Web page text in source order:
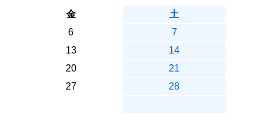
金
土
6
7
13
14
20
21
27
28